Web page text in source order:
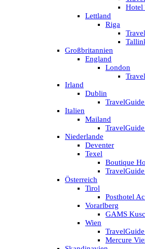
Hotel
Lettland
Riga
Großbritannien
England
London
Irland
Dublin
Italien
Mailand
Niederlande
Deventer
Texel
Boutique
Österreich
Tirol
Posthotel
Vorarlberg
GAMS
Wien
Mercure